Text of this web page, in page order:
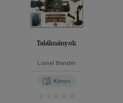
Találmányok
Lionel Bender
Könyv